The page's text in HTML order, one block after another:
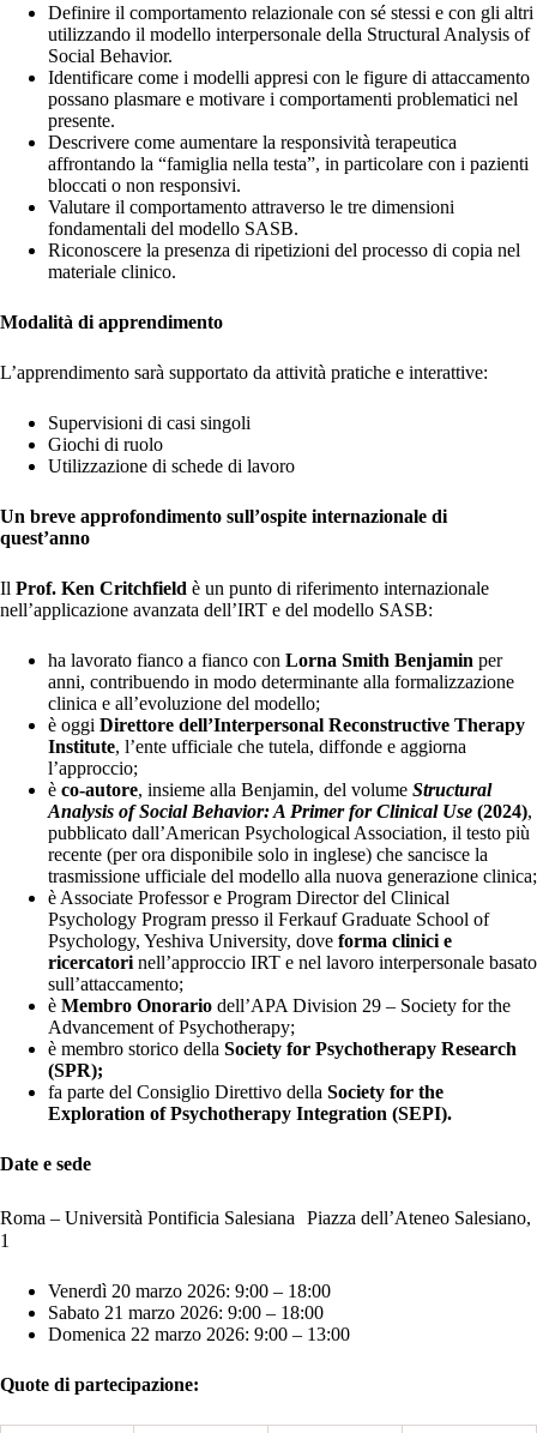
Definire il comportamento relazionale con sé stessi e con gli altri
utilizzando il modello interpersonale della Structural Analysis of
Social Behavior.
Identificare come i modelli appresi con le figure di attaccamento
possano plasmare e motivare i comportamenti problematici nel
presente.
Descrivere come aumentare la responsività terapeutica
affrontando la “famiglia nella testa”, in particolare con i pazienti
bloccati o non responsivi.
Valutare il comportamento attraverso le tre dimensioni
fondamentali del modello SASB.
Riconoscere la presenza di ripetizioni del processo di copia nel
materiale clinico.
Modalità di apprendimento
L’apprendimento sarà supportato da attività pratiche e interattive:
Supervisioni di casi singoli
Giochi di ruolo
Utilizzazione di schede di lavoro
Un breve approfondimento sull’ospite internazionale di
quest’anno
Il Prof. Ken Critchfield è un punto di riferimento internazionale
nell’applicazione avanzata dell’IRT e del modello SASB:
ha lavorato fianco a fianco con Lorna Smith Benjamin per
anni, contribuendo in modo determinante alla formalizzazione
clinica e all’evoluzione del modello;
è oggi Direttore dell’Interpersonal Reconstructive Therapy
Institute, l’ente ufficiale che tutela, diffonde e aggiorna
l’approccio;
è co-autore, insieme alla Benjamin, del volume Structural
Analysis of Social Behavior: A Primer for Clinical Use (2024),
pubblicato dall’American Psychological Association, il testo più
recente (per ora disponibile solo in inglese) che sancisce la
trasmissione ufficiale del modello alla nuova generazione clinica;
è Associate Professor e Program Director del Clinical
Psychology Program presso il Ferkauf Graduate School of
Psychology, Yeshiva University, dove forma clinici e
ricercatori nell’approccio IRT e nel lavoro interpersonale basato
sull’attaccamento;
è Membro Onorario dell’APA Division 29 – Society for the
Advancement of Psychotherapy;
è membro storico della Society for Psychotherapy Research
(SPR);
fa parte del Consiglio Direttivo della Society for the
Exploration of Psychotherapy Integration (SEPI).
Date e sede
Roma – Università Pontificia Salesiana Piazza dell’Ateneo Salesiano,
1
Venerdì 20 marzo 2026: 9:00 – 18:00
Sabato 21 marzo 2026: 9:00 – 18:00
Domenica 22 marzo 2026: 9:00 – 13:00
Quote di partecipazione: